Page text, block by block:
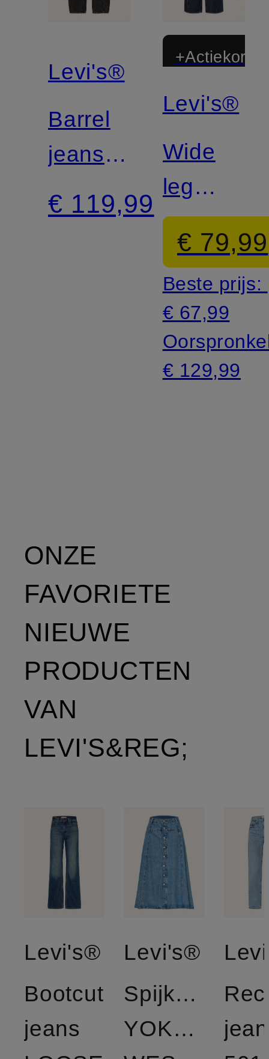
Levi's®
Barrel
jeans
BAGGY
DAD
€ 119,99
Levi's®
Wide
leg
jeans
€ 79,99
Beste prijs:
€ 67,99
€ 129,99
ONZE
FAVORIETE
NIEUWE
PRODUCTEN
VAN
LEVI'S&REG;
Levi's®
Bootcut
jeans
Levi's®
Spijkerrok
YOKED